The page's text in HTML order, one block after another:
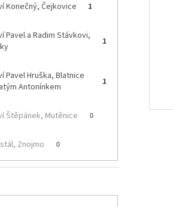
Konečný, Čejkovice 1
Pavel a Radim Stávkovi,
1
Pavel Hruška, Blatnice
Antonínkem
1
Štěpánek, Mutěnice 0
Znojmo 0